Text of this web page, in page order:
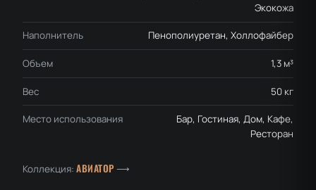
Экокожа
Наполнитель Пенополиуретан, Холлофайбер
Объем 1,3 м³
Вес 50 кг
Место использования
Бар, Гостиная, Дом, Кафе,
Ресторан
Коллекция: АВИАТОР ⟶